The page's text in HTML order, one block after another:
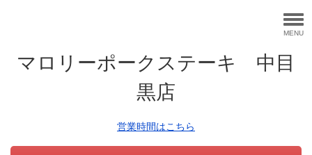
MENU
マロリーポークステーキ 中目
黒店
営業時間はこちら